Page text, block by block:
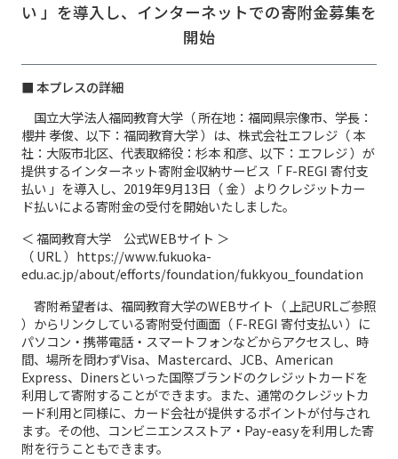
い 」を導入し、 インターネットでの寄附金募集を
開始
■ 本プレスの詳細
国立大学法人福岡教育大学（ 所在地：福岡県宗像市、学長：
櫻井 孝俊、以下：福岡教育大学 ）は、株式会社エフレジ（ 本
社：大阪市北区、代表取締役：杉本 和彦、以下：エフレジ ）が
提供するインターネット寄附金収納サービス「 F-REGI 寄付支
払い 」を導入し、2019年9月13日（ 金 ）よりクレジットカー
ド払いによる寄附金の受付を開始いたしました。
＜ 福岡教育大学 公式WEBサイト ＞
（ URL ）https://www.fukuoka-
edu.ac.jp/about/efforts/foundation/fukkyou_foundation
寄附希望者は、福岡教育大学のWEBサイト（ 上記URLご参照
）からリンクしている寄附受付画面（ F-REGI 寄付支払い ）に
パソコン・携帯電話・スマートフォンなどからアクセスし、時
間、場所を問わずVisa、Mastercard、JCB、American
Express、Dinersといった国際ブランドのクレジットカードを
利用して寄附することができます。また、通常のクレジットカ
ード利用と同様に、カード会社が提供するポイントが付与され
ます。その他、コンビニエンスストア・Pay-easyを利用した寄
附を行うこともできます。